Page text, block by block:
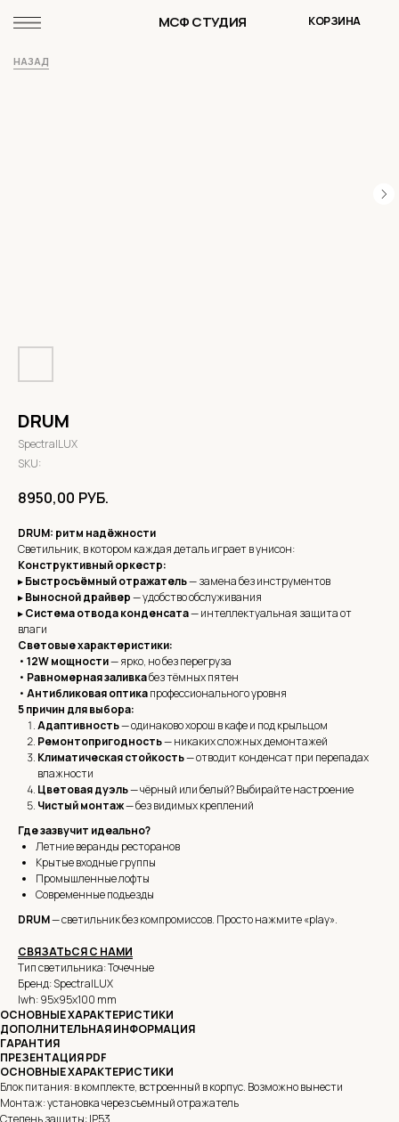
МСФ СТУДИЯ КОРЗИНА
НАЗАД
DRUM
SpectralLUX
SKU:
8950,00 РУБ.
DRUM: ритм надёжности
Светильник, в котором каждая деталь играет в унисон:
Конструктивный оркестр:
▸Быстросъёмный отражатель— замена без инструментов
▸Выносной драйвер— удобство обслуживания
▸Система отвода конденсата— интеллектуальная защита от
влаги
Световые характеристики:
• 12W мощности— ярко, но без перегруза
• Равномерная заливкабез тёмных пятен
• Антибликовая оптикапрофессионального уровня
5 причин для выбора:
Адаптивность— одинаково хорош в кафе и под крыльцом
Ремонтопригодность— никаких сложных демонтажей
Климатическая стойкость— отводит конденсат при перепадах
влажности
Цветовая дуэль— чёрный или белый? Выбирайте настроение
Чистый монтаж— без видимых креплений
Где зазвучит идеально?
Летние веранды ресторанов
Крытые входные группы
Промышленные лофты
Современные подъезды
DRUM— светильник без компромиссов. Просто нажмите «play».
СВЯЗАТЬСЯ С НАМИ
Тип светильника: Точечные
Бренд: SpectralLUX
lwh: 95x95x100 mm
ОСНОВНЫЕ ХАРАКТЕРИСТИКИ
ДОПОЛНИТЕЛЬНАЯ ИНФОРМАЦИЯ
ГАРАНТИЯ
ПРЕЗЕНТАЦИЯ PDF
ОСНОВНЫЕ ХАРАКТЕРИСТИКИ
Блок питания: в комплекте, встроенный в корпус. Возможно вынести
Монтаж: установка через съемный отражатель